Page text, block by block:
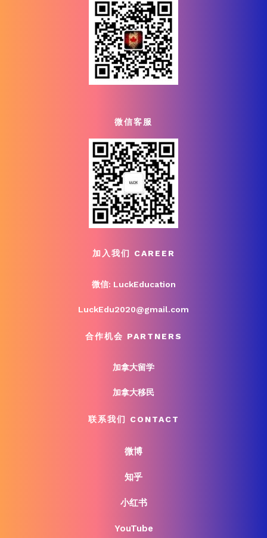
微信客服
加入我们 CAREER
微信: LuckEducation
LuckEdu2020@gmail.com
合作机会 PARTNERS
加拿大留学
加拿大移民
联系我们 CONTACT
微博
知乎
小红书
YouTube